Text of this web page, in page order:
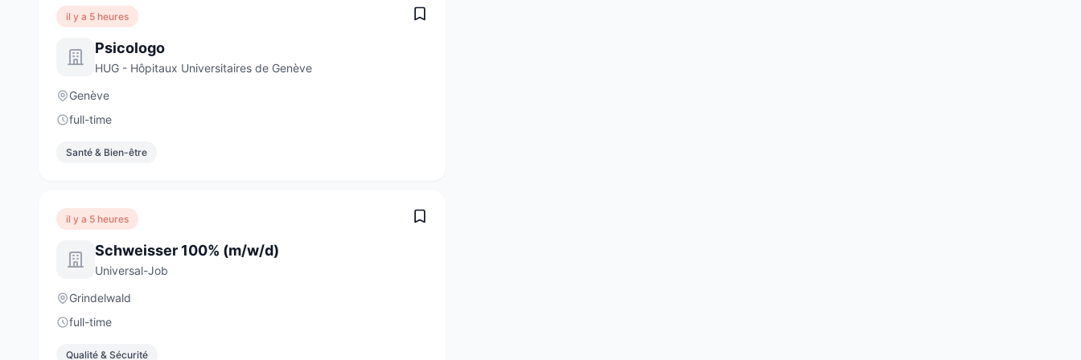
il y a 5 heures
Psicologo
HUG - Hôpitaux Universitaires de Genève
Genève
full-time
Santé & Bien-être
il y a 5 heures
Schweisser 100% (m/w/d)
Universal-Job
Grindelwald
full-time
Qualité & Sécurité